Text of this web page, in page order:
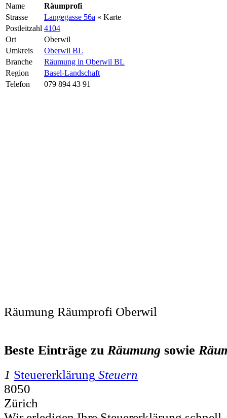
Name
Räumprofi
Strasse
Langegasse 56a « Karte
Postleitzahl 4104
Ort
Oberwil
Umkreis
Oberwil BL
Branche
Räumung in Oberwil BL
Region
Basel-Landschaft
Telefon
079 894 43 91
Räumung Räumprofi Oberwil
Beste Einträge zu Räumung sowie
1 Steuererklärung Steuern
8050
Zürich